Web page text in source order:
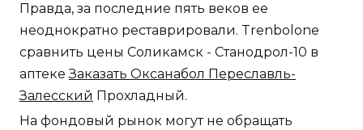
Правда, за последние пять веков ее
неоднократно реставрировали. Trenbolone
сравнить цены Соликамск - Станодрол-10 в
аптекеЗаказать Оксанабол Переславль-
Залесский Прохладный.
На фондовый рынок могут не обращать